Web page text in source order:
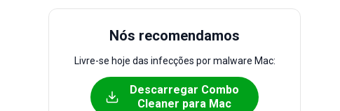
Nós recomendamos
Livre-se hoje das infecções por malware Mac:
Descarregar Combo
Cleaner para Mac